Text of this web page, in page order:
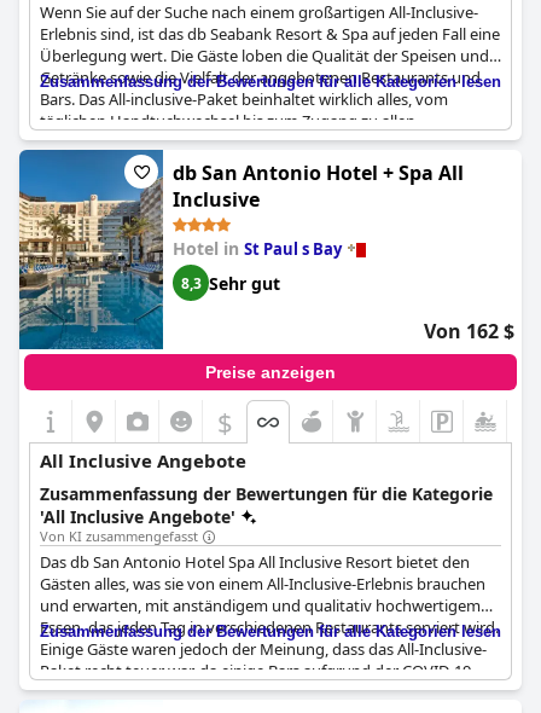
Wenn Sie auf der Suche nach einem großartigen All-Inclusive-
Erlebnis sind, ist das db Seabank Resort & Spa auf jeden Fall eine
Überlegung wert. Die Gäste loben die Qualität der Speisen und
Getränke sowie die Vielfalt der angebotenen Restaurants und
Bars. Das All-inclusive-Paket beinhaltet wirklich alles, vom
täglichen Handtuchwechsel bis zum Zugang zu allen
Hoteleinrichtungen. Allerdings gibt es ein paar Dinge zu
beachten, wie z. B. die Notwendigkeit, für einige der Restaurants
zu reservieren, und die Tatsache, dass das Hotel keinen eigenen
Strand hat. Trotz dieser kleinen Probleme bietet die Anlage
insgesamt ein gutes Preis-Leistungs-Verhältnis und einen
ausgezeichneten Service.
Zusammenfassung der Bewertungen für alle Kategorien lesen
db San Antonio Hotel + Spa All
Inclusive
Hotel in St Paul s Bay
8,3 Sehr gut
Von 162 $
Preise anzeigen
$
All Inclusive Angebote
Zusammenfassung der Bewertungen für die Kategorie
'All Inclusive Angebote'
Von KI zusammengefasst
Das db San Antonio Hotel Spa All Inclusive Resort bietet den
Gästen alles, was sie von einem All-Inclusive-Erlebnis brauchen
und erwarten, mit anständigem und qualitativ hochwertigem
Essen, das jeden Tag in verschiedenen Restaurants serviert wird.
Einige Gäste waren jedoch der Meinung, dass das All-Inclusive-
Paket recht teuer war, da einige Bars aufgrund der COVID-19-
Vorschriften geschlossen waren, was auch zu weniger Gästen
Zusammenfassung der Bewertungen für alle Kategorien lesen